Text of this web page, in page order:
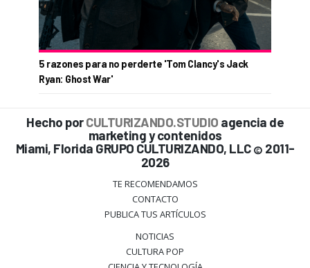
5 razones para no perderte 'Tom Clancy's Jack
Ryan: Ghost War'
Hecho porCULTURIZANDO.STUDIO agencia de
marketing y contenidos
Miami, Florida GRUPO CULTURIZANDO, LLC © 2011-
2026
TE RECOMENDAMOS
CONTACTO
PUBLICA TUS ARTÍCULOS
NOTICIAS
CULTURA POP